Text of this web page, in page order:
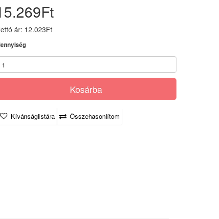
ár: 12.023Ft
Kosárba
Kívánságlistára Összehasonlítom